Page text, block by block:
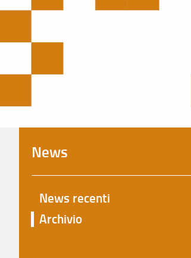
News
News recenti
Archivio